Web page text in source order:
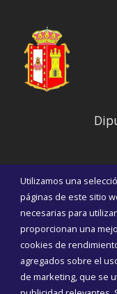
Utilizamos una
páginas de este sitio
necesarias para
proporcionan una
cookies de
agregados sobre el
de marketing, que se